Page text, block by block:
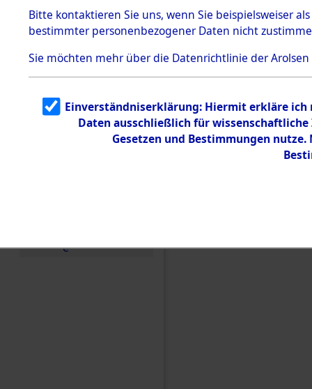
5.3.1 Alliierte
Erhebungen
zu
Todesmärsch
en
5.3.2
g
5.3.3
Todesmärsch
e
Bitte kontaktieren Sie uns, wenn Sie beispielsweiser
bestimmter personenbezogener Daten nicht
Sie möchten mehr über die Datenrichtlinie der Arolsen
Einverständniserklärung: Hiermit erkläre ich
Daten ausschließlich für
Gesetzen und Bestimmungen